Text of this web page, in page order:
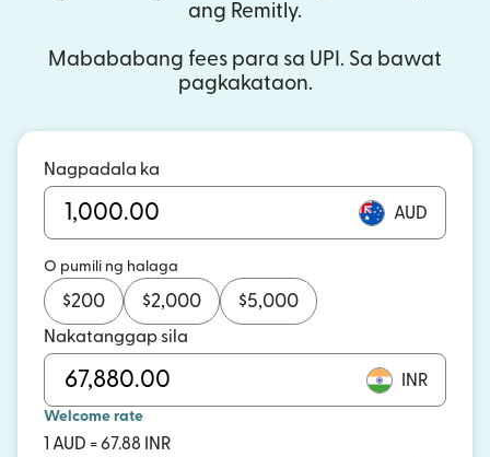
ang Remitly.
Mabababang fees para sa UPI. Sa bawat
pagkakataon.
Nagpadala ka
AUD
O pumili ng halaga
$200 $2,000 $5,000
Nakatanggap sila
INR
Welcome rate
1 AUD = 67.88 INR